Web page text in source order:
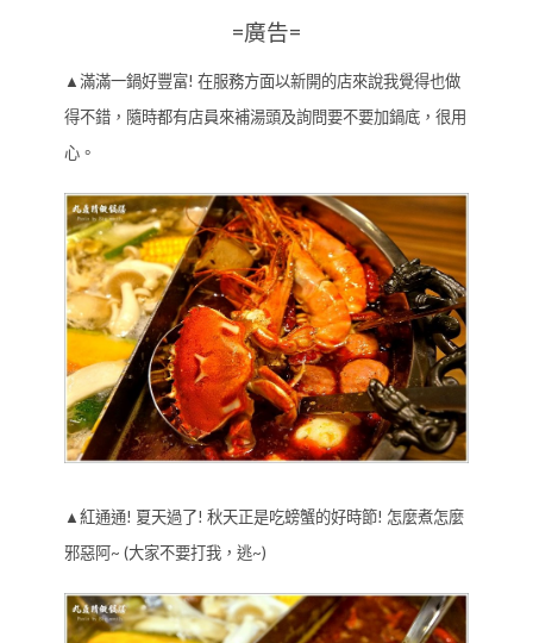
=廣告=
▲滿滿一鍋好豐富! 在服務方面以新開的店來說我覺得也做
得不錯，隨時都有店員來補湯頭及詢問要不要加鍋底，很用
心。
▲紅通通! 夏天過了! 秋天正是吃螃蟹的好時節! 怎麼煮怎麼
邪惡阿~ (大家不要打我，逃~)